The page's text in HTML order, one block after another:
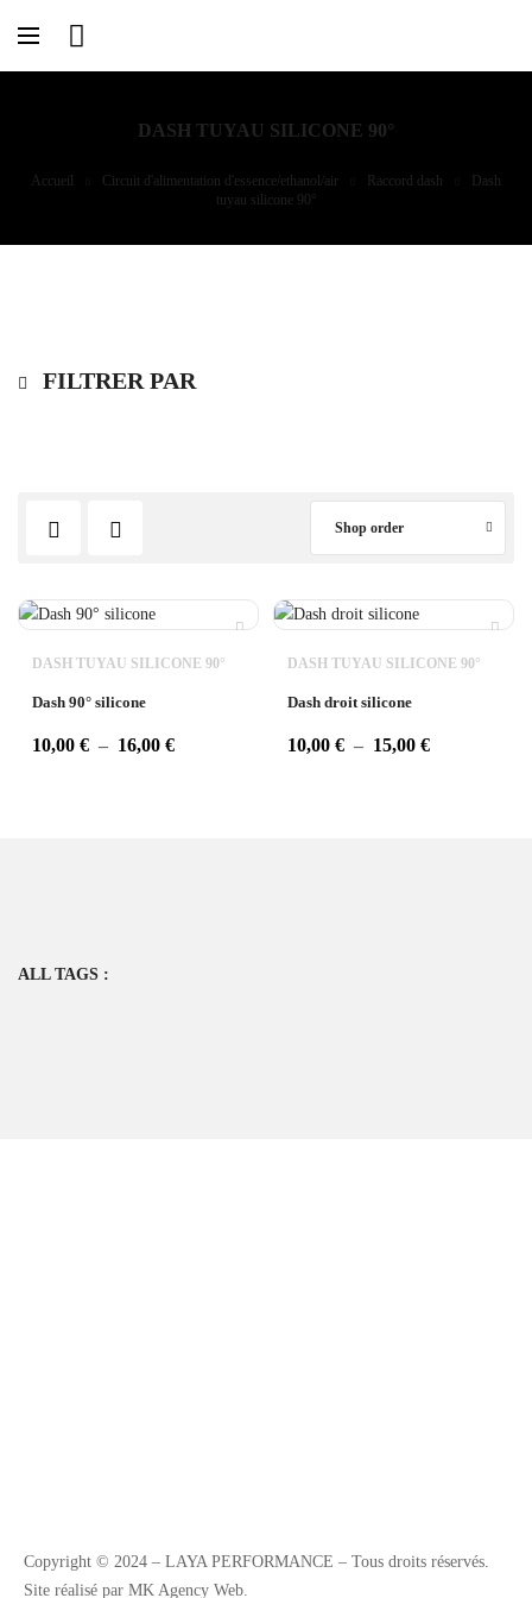
DASH TUYAU SILICONE 90°
Accueil Circuit d'alimentation d'essence/ethanol/air Raccord dash
Dash
tuyau silicone 90°
FILTRER PAR
Shop order
DASH TUYAU SILICONE 90°
Dash 90° silicone
10,00 € – 16,00 €
DASH TUYAU SILICONE 90°
Dash droit silicone
10,00 € – 15,00 €
ALL TAGS :
Copyright © 2024 – LAYA PERFORMANCE – Tous droits réservés.
Site réalisé par MK Agency Web.